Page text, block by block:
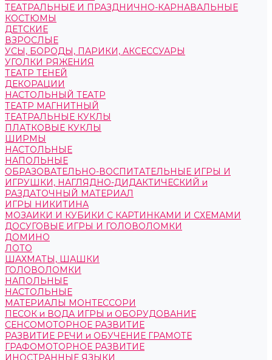
ТЕАТРАЛЬНЫЕ И ПРАЗДНИЧНО-КАРНАВАЛЬНЫЕ
КОСТЮМЫ
ДЕТСКИЕ
ВЗРОСЛЫЕ
УСЫ, БОРОДЫ, ПАРИКИ, АКСЕССУАРЫ
УГОЛКИ РЯЖЕНИЯ
ТЕАТР ТЕНЕЙ
ДЕКОРАЦИИ
НАСТОЛЬНЫЙ ТЕАТР
ТЕАТР МАГНИТНЫЙ
ТЕАТРАЛЬНЫЕ КУКЛЫ
ПЛАТКОВЫЕ КУКЛЫ
ШИРМЫ
НАСТОЛЬНЫЕ
НАПОЛЬНЫЕ
ОБРАЗОВАТЕЛЬНО-ВОСПИТАТЕЛЬНЫЕ ИГРЫ И
ИГРУШКИ, НАГЛЯДНО-ДИДАКТИЧЕСКИЙ и
РАЗДАТОЧНЫЙ МАТЕРИАЛ
ИГРЫ НИКИТИНА
МОЗАИКИ И КУБИКИ С КАРТИНКАМИ И СХЕМАМИ
ДОСУГОВЫЕ ИГРЫ И ГОЛОВОЛОМКИ
ДОМИНО
ЛОТО
ШАХМАТЫ, ШАШКИ
ГОЛОВОЛОМКИ
НАПОЛЬНЫЕ
НАСТОЛЬНЫЕ
МАТЕРИАЛЫ МОНТЕССОРИ
ПЕСОК и ВОДА ИГРЫ и ОБОРУДОВАНИЕ
СЕНСОМОТОРНОЕ РАЗВИТИЕ
РАЗВИТИЕ РЕЧИ и ОБУЧЕНИЕ ГРАМОТЕ
ГРАФОМОТОРНОЕ РАЗВИТИЕ
ИНОСТРАННЫЕ ЯЗЫКИ